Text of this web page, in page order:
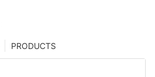
PRODUCTS